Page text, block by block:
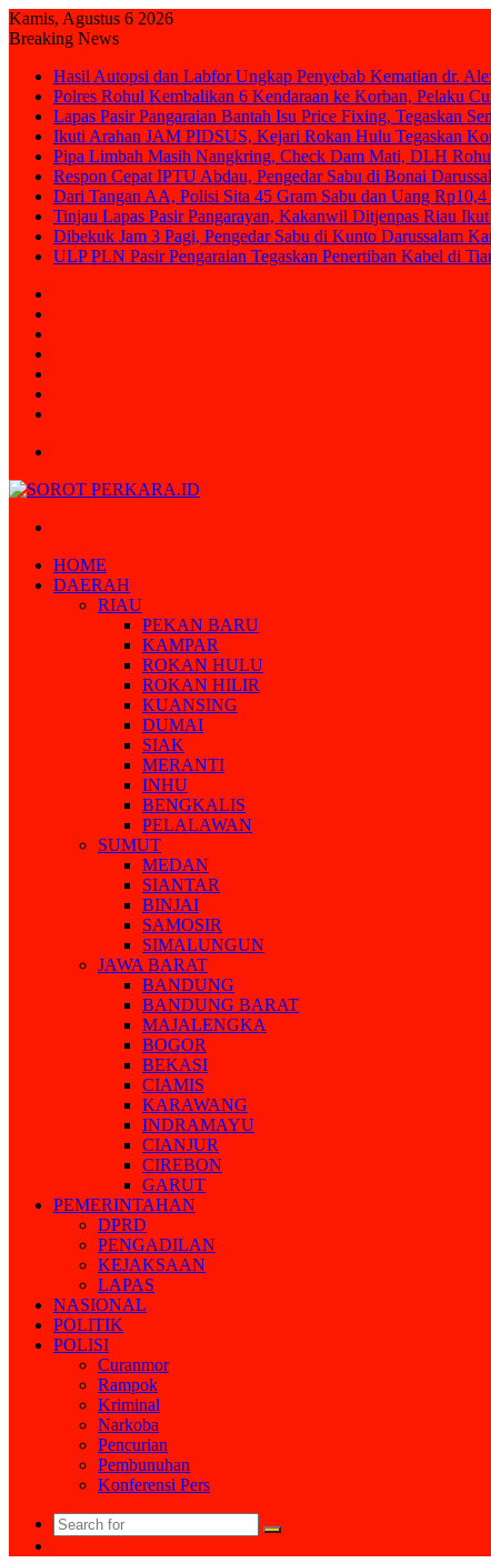
Kamis, Agustus 6 2026
Breaking News
Hasil Autopsi dan Labfor Ungkap Penyebab Kematian dr.
Polres Rohul Kembalikan 6 Kendaraan ke Korban, Pelaku
Lapas Pasir Pangaraian Bantah Isu Price Fixing, Tegaskan
Ikuti Arahan JAM PIDSUS, Kejari Rokan Hulu Tegaskan
Pipa Limbah Masih Nangkring, Check Dam Mati, DLH
Respon Cepat IPTU Abdau, Pengedar Sabu di Bonai
Dari Tangan AA, Polisi Sita 45 Gram Sabu dan Uang
Tinjau Lapas Pasir Pangarayan, Kakanwil Ditjenpas Riau
Dibekuk Jam 3 Pagi, Pengedar Sabu di Kunto Darussalam
ULP PLN Pasir Pengaraian Tegaskan Penertiban Kabel di
HOME
DAERAH
RIAU
PEKAN BARU
KAMPAR
ROKAN HULU
ROKAN HILIR
KUANSING
DUMAI
SIAK
MERANTI
INHU
BENGKALIS
PELALAWAN
SUMUT
MEDAN
SIANTAR
BINJAI
SAMOSIR
SIMALUNGUN
JAWA BARAT
BANDUNG
BANDUNG BARAT
MAJALENGKA
BOGOR
BEKASI
CIAMIS
KARAWANG
INDRAMAYU
CIANJUR
CIREBON
GARUT
PEMERINTAHAN
DPRD
PENGADILAN
KEJAKSAAN
LAPAS
NASIONAL
POLITIK
POLISI
Curanmor
Rampok
Kriminal
Narkoba
Pencurian
Pembunuhan
Konferensi Pers
Search
for